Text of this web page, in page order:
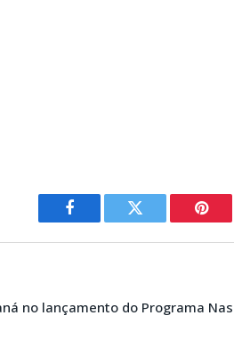
Facebook Twitter
no lançamento do Programa